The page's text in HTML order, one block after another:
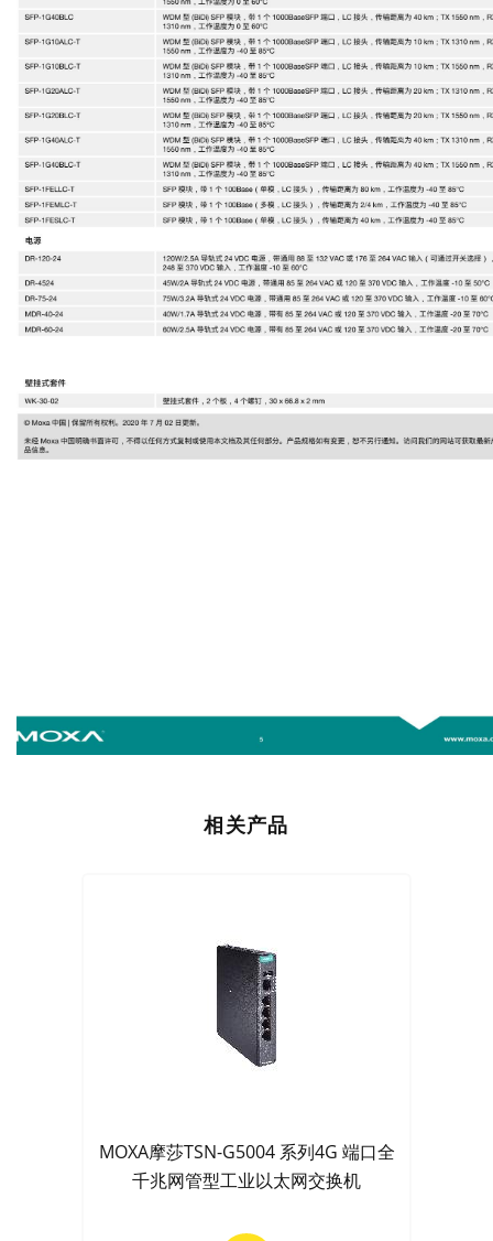
相关产品
MOXA摩莎TSN-G5004 系列4G 端口全
千兆网管型工业以太网交换机